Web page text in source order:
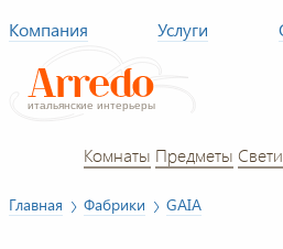
Компания Услуги
Комнаты Предметы
Главная Фабрики GAIA